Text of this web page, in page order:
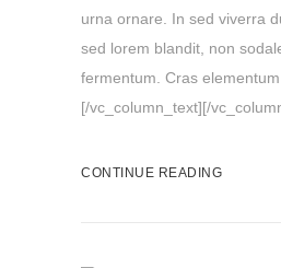
urna ornare. In sed viverra
sed lorem blandit, non
fermentum. Cras
[/vc_column_text][/
CONTINUE READING